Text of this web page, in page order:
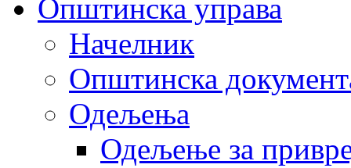
Општинска управа
Начелник
Општинска
Одељења
Одељење за